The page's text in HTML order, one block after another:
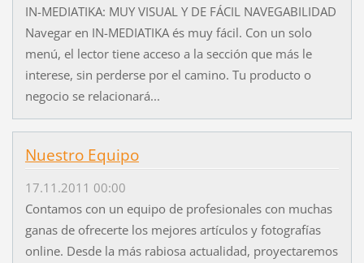
IN-MEDIATIKA: MUY VISUAL Y DE FÁCIL NAVEGABILIDAD
Navegar en IN-MEDIATIKA és muy fácil. Con un solo
menú, el lector tiene acceso a la sección que más le
interese, sin perderse por el camino. Tu producto o
negocio se relacionará...
Nuestro Equipo
17.11.2011 00:00
Contamos con un equipo de profesionales con muchas
ganas de ofrecerte los mejores artículos y fotografías
online. Desde la más rabiosa actualidad, proyectaremos